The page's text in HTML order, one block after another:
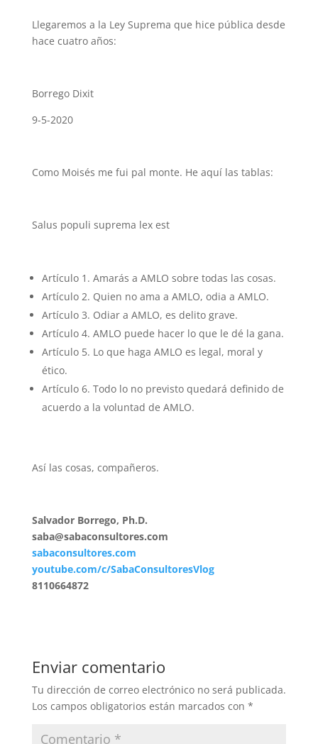
Llegaremos a la Ley Suprema que hice pública desde
hace cuatro años:
Borrego Dixit
9-5-2020
Como Moisés me fui pal monte. He aquí las tablas:
Salus populi suprema lex est
Artículo 1. Amarás a AMLO sobre todas las cosas.
Artículo 2. Quien no ama a AMLO, odia a AMLO.
Artículo 3. Odiar a AMLO, es delito grave.
Artículo 4. AMLO puede hacer lo que le dé la gana.
Artículo 5. Lo que haga AMLO es legal, moral y
ético.
Artículo 6. Todo lo no previsto quedará definido de
acuerdo a la voluntad de AMLO.
Así las cosas, compañeros.
Salvador Borrego, Ph.D.
saba@sabaconsultores.com
sabaconsultores.com
youtube.com/c/SabaConsultoresVlog
8110664872
Enviar comentario
Tu dirección de correo electrónico no será publicada.
Los campos obligatorios están marcados con *